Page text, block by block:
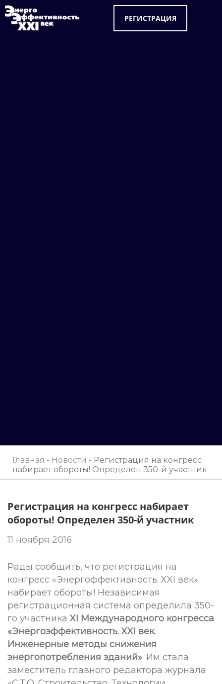
РЕГИСТРАЦИЯ
Главная - Новости - Регистрация на конгресс
набирает обороты! Определен 350-й участник
Регистрация на конгресс набирает
обороты! Определен 350-й участник
11 ноября 2016
Рады сообщить, что регистрация на
конгресс «Энергоффективность. XXI век»
набирает обороты! Независимая
регистрационная система определила 350-
го участникаXI Международного конгресса
«Энергоэффективность. XXI век.
Инженерные методы снижения
энергопотребления зданий». Им стала
заместитель главного редактора журнала